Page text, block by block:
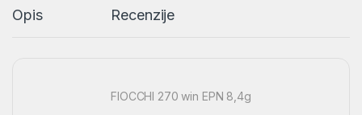
Opis Recenzije
FIOCCHI 270 win EPN 8,4g